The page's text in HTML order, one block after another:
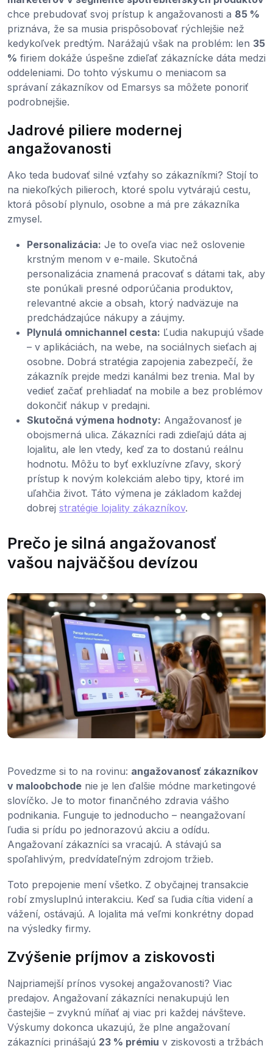
chce prebudovať svoj prístup k angažovanosti a 85 %
priznáva, že sa musia prispôsobovať rýchlejšie než
kedykoľvek predtým. Narážajú však na problém: len 35
% firiem dokáže úspešne zdieľať zákaznícke dáta medzi
oddeleniami. Do tohto výskumu o meniacom sa
správaní zákazníkov od Emarsys sa môžete ponoriť
podrobnejšie.
Jadrové piliere modernej
angažovanosti
Ako teda budovať silné vzťahy so zákazníkmi? Stojí to
na niekoľkých pilieroch, ktoré spolu vytvárajú cestu,
ktorá pôsobí plynulo, osobne a má pre zákazníka
zmysel.
Personalizácia: Je to oveľa viac než oslovenie
krstným menom v e-maile. Skutočná
personalizácia znamená pracovať s dátami tak, aby
ste ponúkali presné odporúčania produktov,
relevantné akcie a obsah, ktorý nadväzuje na
predchádzajúce nákupy a záujmy.
Plynulá omnichannel cesta: Ľudia nakupujú všade
– v aplikáciách, na webe, na sociálnych sieťach aj
osobne. Dobrá stratégia zapojenia zabezpečí, že
zákazník prejde medzi kanálmi bez trenia. Mal by
vedieť začať prehliadať na mobile a bez problémov
dokončiť nákup v predajni.
Skutočná výmena hodnoty: Angažovanosť je
obojsmerná ulica. Zákazníci radi zdieľajú dáta aj
lojalitu, ale len vtedy, keď za to dostanú reálnu
hodnotu. Môžu to byť exkluzívne zľavy, skorý
prístup k novým kolekciám alebo tipy, ktoré im
uľahčia život. Táto výmena je základom každej
dobrej stratégie lojality zákazníkov.
Prečo je silná angažovanosť
vašou najväčšou devízou
Povedzme si to na rovinu: angažovanosť zákazníkov
v maloobchode nie je len ďalšie módne marketingové
slovíčko. Je to motor finančného zdravia vášho
podnikania. Funguje to jednoducho – neangažovaní
ľudia si prídu po jednorazovú akciu a odídu.
Angažovaní zákazníci sa vracajú. A stávajú sa
spoľahlivým, predvídateľným zdrojom tržieb.
Toto prepojenie mení všetko. Z obyčajnej transakcie
robí zmysluplnú interakciu. Keď sa ľudia cítia videní a
vážení, ostávajú. A lojalita má veľmi konkrétny dopad
na výsledky firmy.
Zvýšenie príjmov a ziskovosti
Najpriamejší prínos vysokej angažovanosti? Viac
predajov. Angažovaní zákazníci nenakupujú len
častejšie – zvyknú míňať aj viac pri každej návšteve.
Výskumy dokonca ukazujú, že plne angažovaní
zákazníci prinášajú 23 % prémiu v ziskovosti a tržbách